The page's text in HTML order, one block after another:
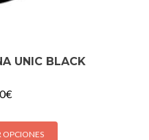
UNIC BLACK
€
OPCIONES